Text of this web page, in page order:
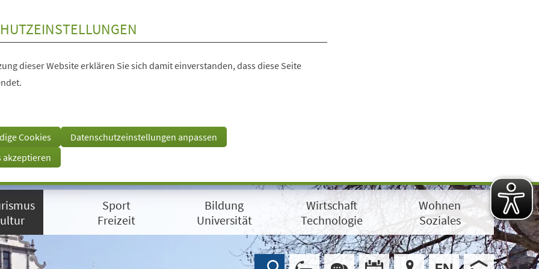
dieser Website erklären Sie sich damit einverstanden, dass diese Seite
Cookies
Datenschutzeinstellungen anpassen
akzeptieren
Sport
Freizeit
Bildung
Universität
Wirtschaft
Technologie
Wohnen
Soziales